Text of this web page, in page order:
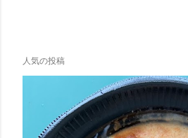
人気の投稿